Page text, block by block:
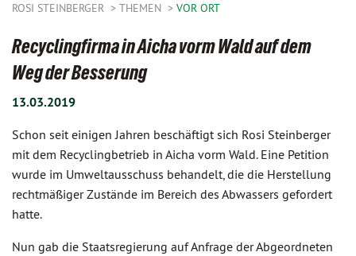
ROSI STEINBERGER THEMEN VOR ORT
Recyclingfirma in Aicha vorm Wald auf dem
Weg der Besserung
13.03.2019
Schon seit einigen Jahren beschäftigt sich Rosi Steinberger
mit dem Recyclingbetrieb in Aicha vorm Wald. Eine Petition
wurde im Umweltausschuss behandelt, die die Herstellung
rechtmäßiger Zustände im Bereich des Abwassers gefordert
hatte.
Nun gab die Staatsregierung auf Anfrage der Abgeordneten